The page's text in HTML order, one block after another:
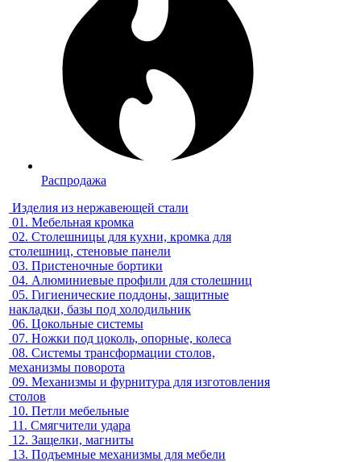
Распродажа
Изделия из нержавеющей стали
01. Мебельная кромка
02. Столешницы для кухни, кромка для
столешниц, стеновые панели
03. Пристеночные бортики
04. Алюминиевые профили для столешниц
05. Гигиенические поддоны, защитные
накладки, базы под холодильник
06. Цокольные системы
07. Ножки под цоколь, опорные, колеса
08. Системы трансформации столов,
механизмы поворота
09. Механизмы и фурнитура для изготовления
столов
10. Петли мебельные
11. Смягчители удара
12. Защелки, магниты
13. Подъемные механизмы для мебели